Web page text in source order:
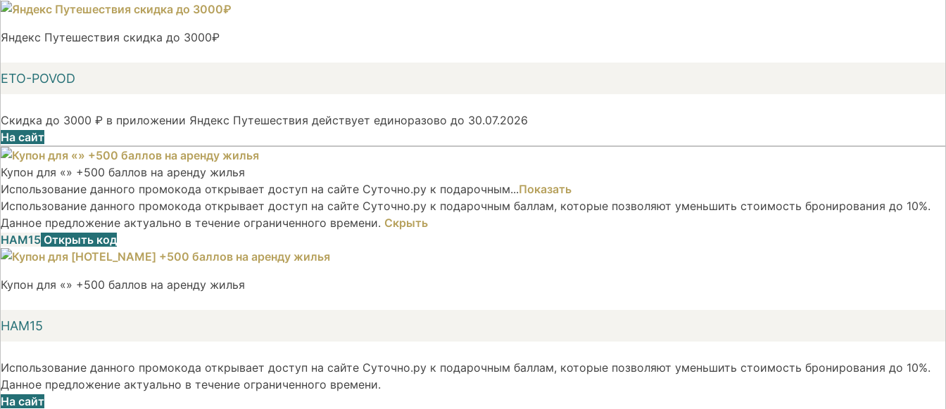
Яндекс Путешествия скидка до 3000₽
ETO-POVOD
Скидка до 3000 ₽ в приложении Яндекс Путешествия действует единоразово до 30.07.2026
На сайт
Купон для «» +500 баллов на аренду жилья
Использование данного промокода открывает доступ на сайте Суточно.ру к подарочным...Показать
Использование данного промокода открывает доступ на сайте Суточно.ру к подарочным баллам, которые позволяют уменьшить стоимость бронирования до 10%.
Данное предложение актуально в течение ограниченного времени. Скрыть
НАМ15 Открыть код
Купон для «» +500 баллов на аренду жилья
НАМ15
Использование данного промокода открывает доступ на сайте Суточно.ру к подарочным баллам, которые позволяют уменьшить стоимость бронирования до 10%.
Данное предложение актуально в течение ограниченного времени.
На сайт